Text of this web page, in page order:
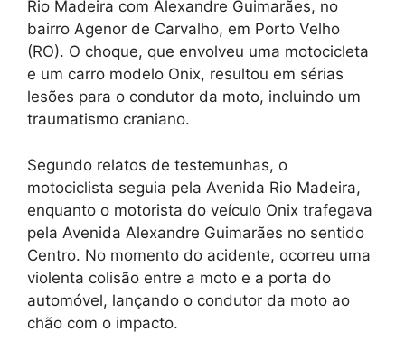
Rio Madeira com Alexandre Guimarães, no
bairro Agenor de Carvalho, em Porto Velho
(RO). O choque, que envolveu uma motocicleta
e um carro modelo Onix, resultou em sérias
lesões para o condutor da moto, incluindo um
traumatismo craniano.
Segundo relatos de testemunhas, o
motociclista seguia pela Avenida Rio Madeira,
enquanto o motorista do veículo Onix trafegava
pela Avenida Alexandre Guimarães no sentido
Centro. No momento do acidente, ocorreu uma
violenta colisão entre a moto e a porta do
automóvel, lançando o condutor da moto ao
chão com o impacto.